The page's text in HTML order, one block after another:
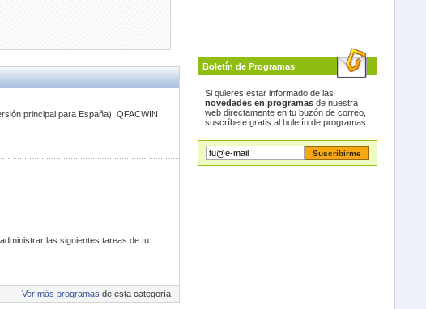
principal para España), QFACWIN
las siguientes tareas de tu
Ver más programas de esta categoría
Boletín de Programas
Si quieres estar informado de las
novedades en programasde nuestra
web directamente en tu buzón de correo,
suscríbete gratis al boletín de programas.